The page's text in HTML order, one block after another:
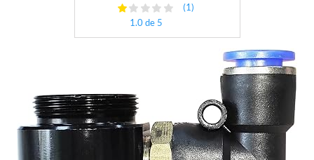
repuesto para máquinas de
grabado láser, negro
1.0 de 5
(1)